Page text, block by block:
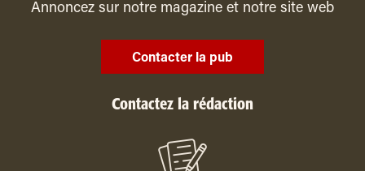
Annoncez sur notre magazine et notre site web
Contacter la pub
Contactez la rédaction